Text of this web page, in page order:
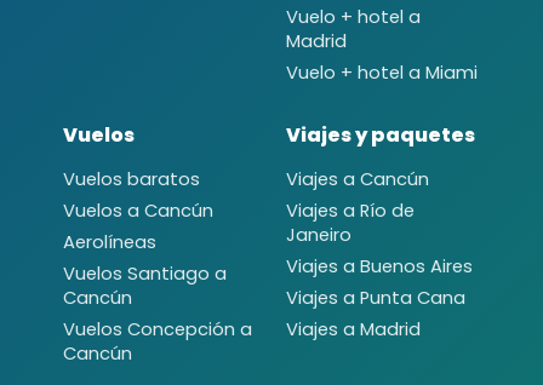
Vuelo + hotel a
Madrid
Vuelo + hotel a Miami
Vuelos
Vuelos baratos
Vuelos a Cancún
Aerolíneas
Vuelos Santiago a
Cancún
Vuelos Concepción a
Cancún
Viajes y paquetes
Viajes a Cancún
Viajes a Río de
Janeiro
Viajes a Buenos Aires
Viajes a Punta Cana
Viajes a Madrid